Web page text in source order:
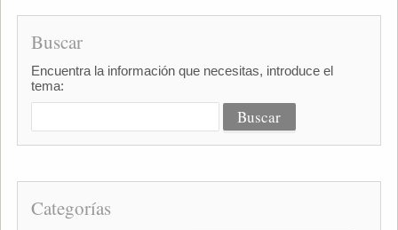
Buscar
Encuentra la información que necesitas, introduce el
tema:
Categorías